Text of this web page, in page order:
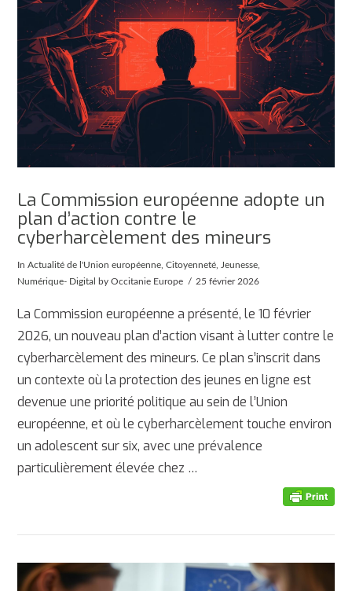
AFFICHER
La Commission européenne adopte un
plan d’action contre le
cyberharcèlement des mineurs
InActualité de l'Union européenne ,Citoyenneté Jeunesse
Numérique- Digital
by Occitanie Europe 25 février 2026
La Commission européenne a présenté, le 10 février
2026, un nouveau plan d’action visant à lutter contre le
cyberharcèlement des mineurs. Ce plan s’inscrit dans
un contexte où la protection des jeunes en ligne est
devenue une priorité politique au sein de l’Union
européenne, et où le cyberharcèlement touche environ
un adolescent sur six, avec une prévalence
particulièrement élevée chez …